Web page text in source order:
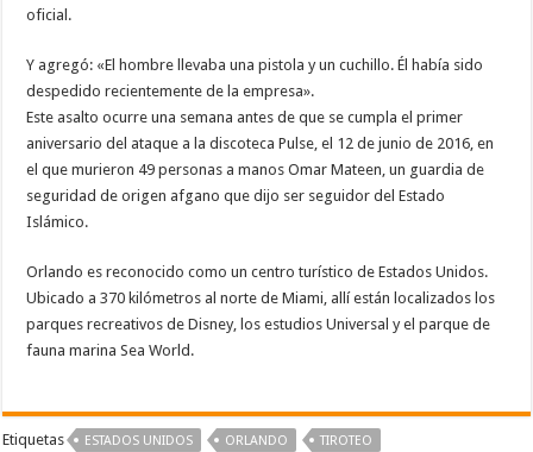
oficial.
Y agregó: «El hombre llevaba una pistola y un cuchillo. Él había sido
despedido recientemente de la empresa».
Este asalto ocurre una semana antes de que se cumpla el primer
aniversario del ataque a la discoteca Pulse, el 12 de junio de 2016, en
el que murieron 49 personas a manos Omar Mateen, un guardia de
seguridad de origen afgano que dijo ser seguidor del Estado
Islámico.
Orlando es reconocido como un centro turístico de Estados Unidos.
Ubicado a 370 kilómetros al norte de Miami, allí están localizados los
parques recreativos de Disney, los estudios Universal y el parque de
fauna marina Sea World.
Etiquetas ESTADOS UNIDOS ‪‪ORLANDO‬ TIROTEO